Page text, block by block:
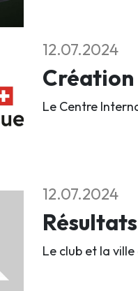
12.07.2024
Création
Le Centre
12.07.2024
Le club et la